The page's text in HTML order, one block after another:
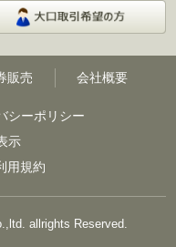
販売 会社概要
シーポリシー
示
用規約
allrights Reserved.